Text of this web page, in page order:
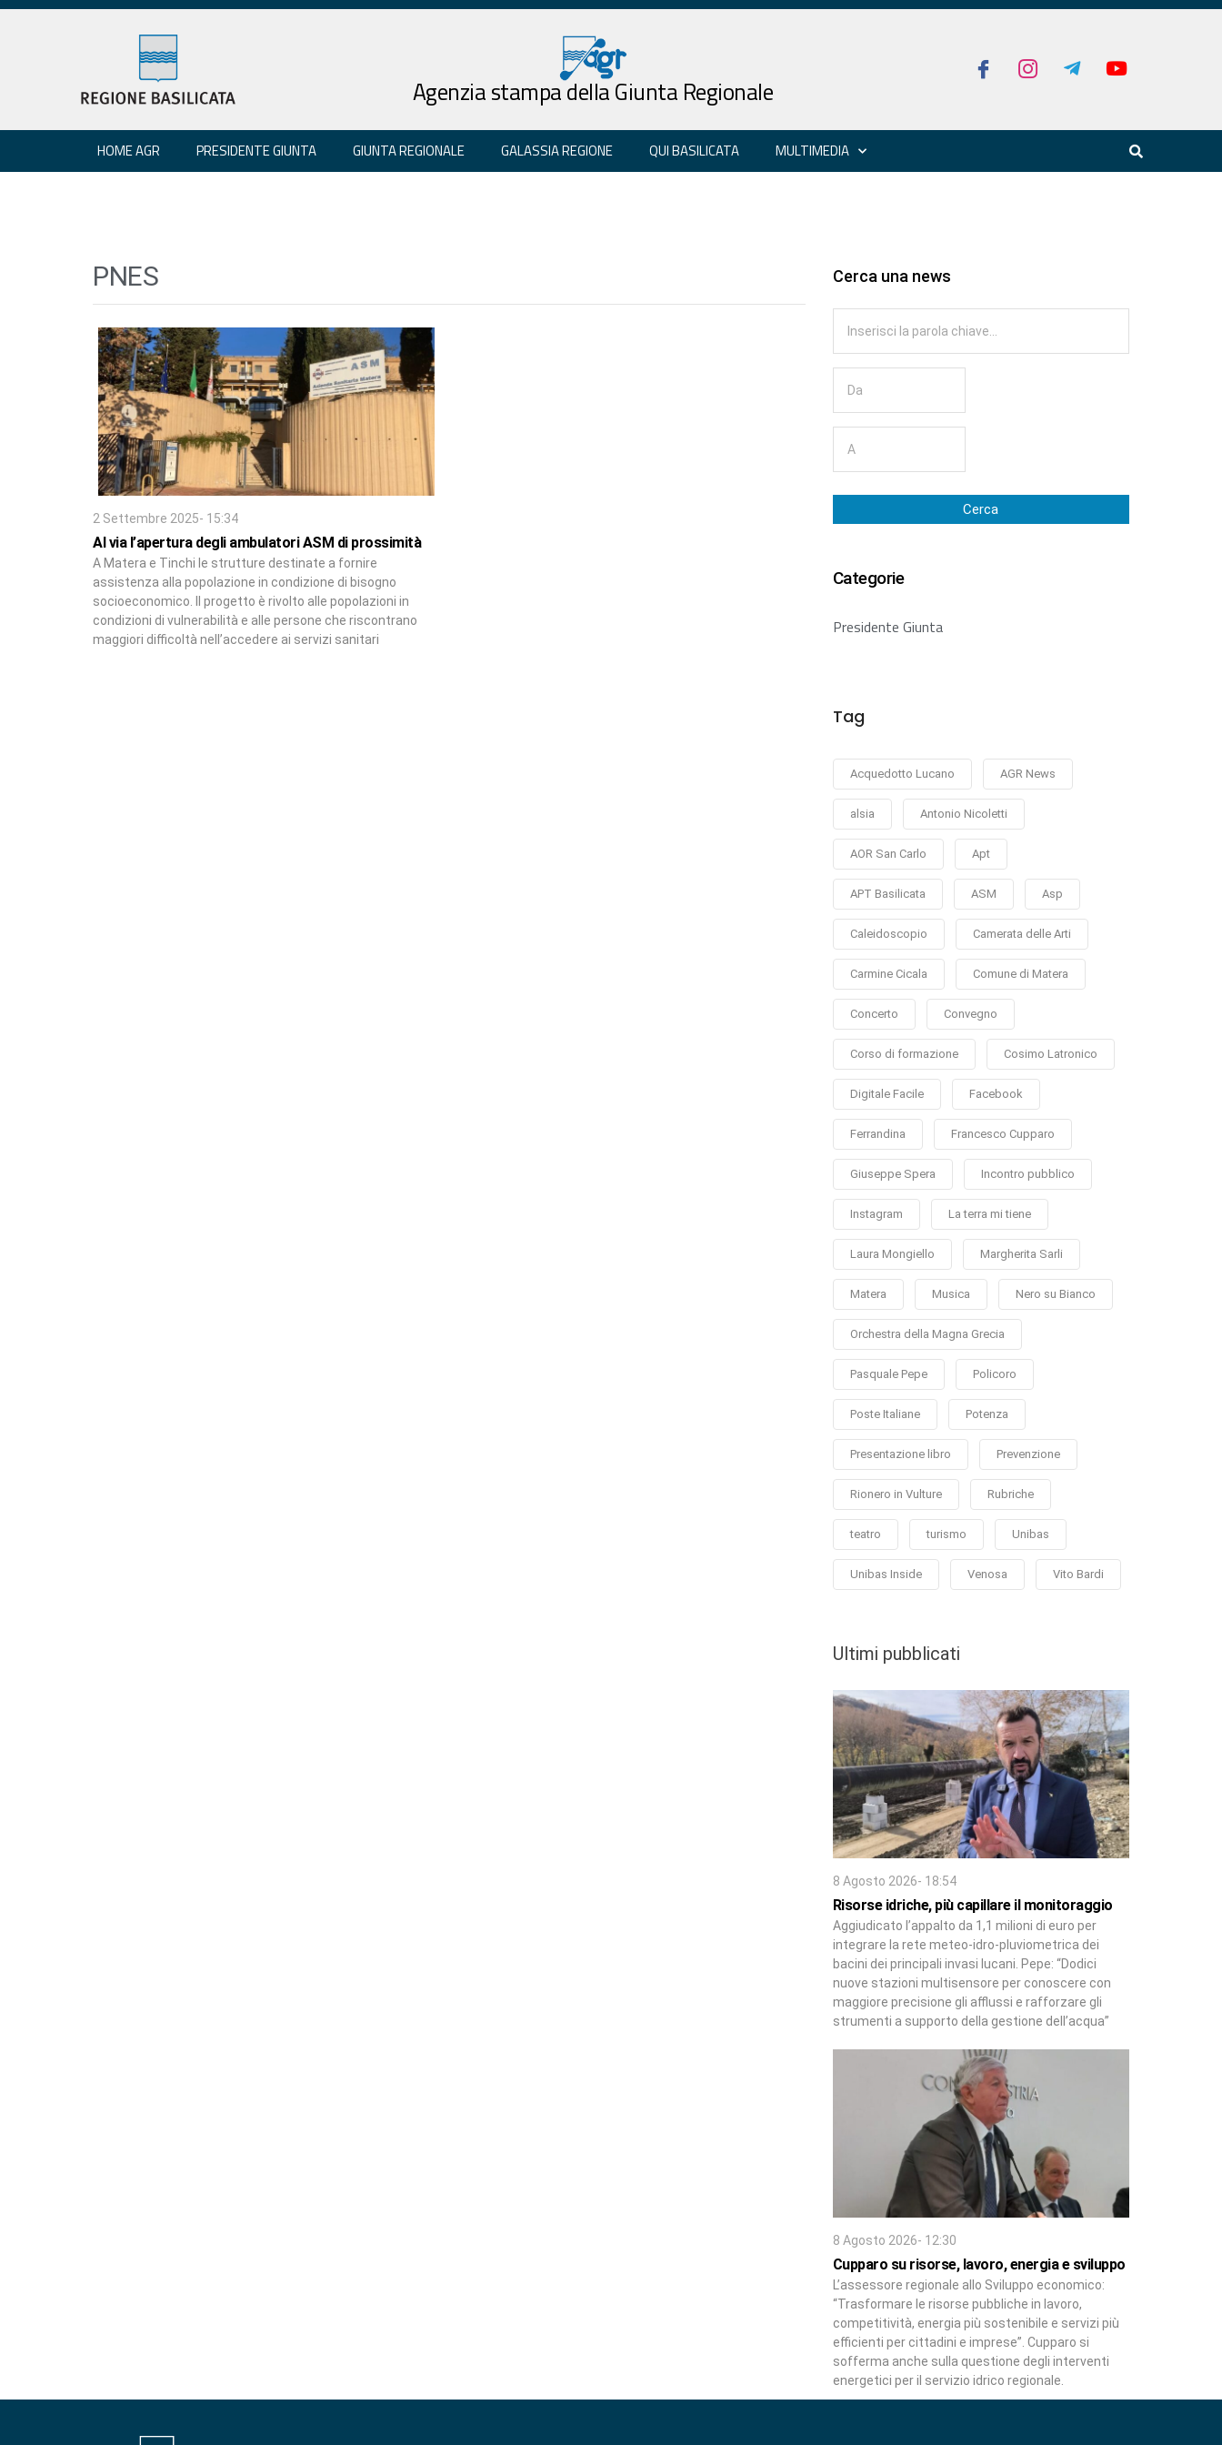
Agenzia stampa della Giunta Regionale
HOME AGR PRESIDENTE GIUNTA GIUNTA REGIONALE GALASSIA REGIONE QUI BASILICATA MULTIMEDIA
PNES
2 Settembre 2025- 15:34
Al via l’apertura degli ambulatori ASM di prossimità
A Matera e Tinchi le strutture destinate a fornire
assistenza alla popolazione in condizione di bisogno
socioeconomico. Il progetto è rivolto alle popolazioni in
condizioni di vulnerabilità e alle persone che riscontrano
maggiori difficoltà nell’accedere ai servizi sanitari
Cerca una news
Cerca
Categorie
Presidente Giunta
Tag
Acquedotto Lucano AGR News
alsia Antonio Nicoletti
AOR San Carlo Apt
APT Basilicata ASM Asp
Caleidoscopio Camerata delle Arti
Carmine Cicala Comune di Matera
Concerto Convegno
Corso di formazione Cosimo Latronico
Digitale Facile Facebook
Ferrandina Francesco Cupparo
Giuseppe Spera Incontro pubblico
Instagram La terra mi tiene
Laura Mongiello Margherita Sarli
Matera Musica Nero su Bianco
Orchestra della Magna Grecia
Pasquale Pepe Policoro
Poste Italiane Potenza
Presentazione libro Prevenzione
Rionero in Vulture Rubriche
teatro turismo Unibas
Unibas Inside Venosa Vito Bardi
Ultimi pubblicati
8 Agosto 2026- 18:54
Risorse idriche, più capillare il monitoraggio
Aggiudicato l’appalto da 1,1 milioni di euro per
integrare la rete meteo-idro-pluviometrica dei
bacini dei principali invasi lucani. Pepe: “Dodici
nuove stazioni multisensore per conoscere con
maggiore precisione gli afflussi e rafforzare gli
strumenti a supporto della gestione dell’acqua”
8 Agosto 2026- 12:30
Cupparo su risorse, lavoro, energia e sviluppo
L’assessore regionale allo Sviluppo economico:
“Trasformare le risorse pubbliche in lavoro,
competitività, energia più sostenibile e servizi più
efficienti per cittadini e imprese”. Cupparo si
sofferma anche sulla questione degli interventi
energetici per il servizio idrico regionale.